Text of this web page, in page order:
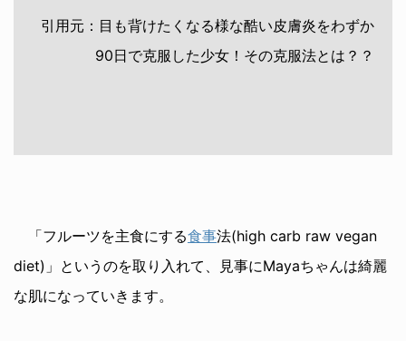
引用元：目も背けたくなる様な酷い皮膚炎をわずか
90日で克服した少女！その克服法とは？？
「フルーツを主食にする食事法(high carb raw vegan
diet)」というのを取り入れて、見事にMayaちゃんは綺麗
な肌になっていきます。